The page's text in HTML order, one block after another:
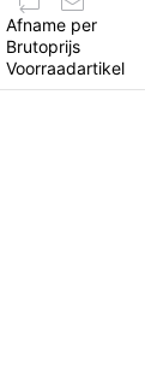
Afname per
Brutoprijs
Voorraadartikel